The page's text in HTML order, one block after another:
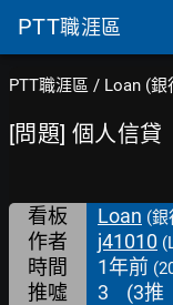
PTT職涯區
PTT職涯區 / Loan (銀
[問題] 個人信貸
看板 Loan (銀
作者 j41010
時間 1年前
推噓 3 (3推